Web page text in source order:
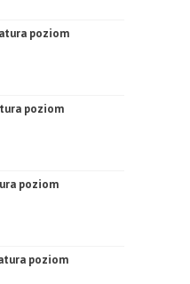
poziom
poziom
poziom
poziom